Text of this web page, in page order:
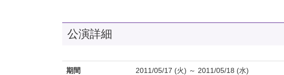
公演詳細
期間 2011/05/17 (火) ～ 2011/05/18 (水)